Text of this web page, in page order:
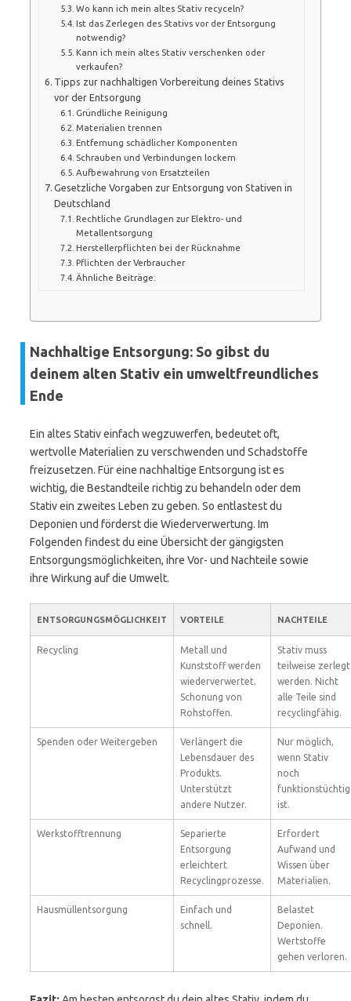
Wo kann ich mein altes Stativ recyceln?
Ist das Zerlegen des Stativs vor der Entsorgung
notwendig?
Kann ich mein altes Stativ verschenken oder
verkaufen?
Tipps zur nachhaltigen Vorbereitung deines Stativs
vor der Entsorgung
Gründliche Reinigung
Materialien trennen
Entfernung schädlicher Komponenten
Schrauben und Verbindungen lockern
Aufbewahrung von Ersatzteilen
Gesetzliche Vorgaben zur Entsorgung von Stativen in
Deutschland
Rechtliche Grundlagen zur Elektro- und
Metallentsorgung
Herstellerpflichten bei der Rücknahme
Pflichten der Verbraucher
Ähnliche Beiträge:
Nachhaltige Entsorgung: So gibst du
deinem alten Stativ ein umweltfreundliches
Ende
Ein altes Stativ einfach wegzuwerfen, bedeutet oft,
wertvolle Materialien zu verschwenden und Schadstoffe
freizusetzen. Für eine nachhaltige Entsorgung ist es
wichtig, die Bestandteile richtig zu behandeln oder dem
Stativ ein zweites Leben zu geben. So entlastest du
Deponien und förderst die Wiederverwertung. Im
Folgenden findest du eine Übersicht der gängigsten
Entsorgungsmöglichkeiten, ihre Vor- und Nachteile sowie
ihre Wirkung auf die Umwelt.
ENTSORGUNGSMÖGLICHKEIT VORTEILE NACHTEILE
Recycling
Metall und
Kunststoff werden
wiederverwertet.
Schonung von
Rohstoffen.
Stativ muss
teilweise zerlegt
werden. Nicht
alle Teile sind
recyclingfähig.
Spenden oder Weitergeben
Verlängert die
Lebensdauer des
Produkts.
Unterstützt
andere Nutzer.
Nur möglich,
wenn Stativ
noch
funktionstüchtig
ist.
Werkstofftrennung
Separierte
Entsorgung
erleichtert
Recyclingprozesse.
Erfordert
Aufwand und
Wissen über
Materialien.
Hausmüllentsorgung
Einfach und
schnell.
Belastet
Deponien.
Wertstoffe
gehen verloren.